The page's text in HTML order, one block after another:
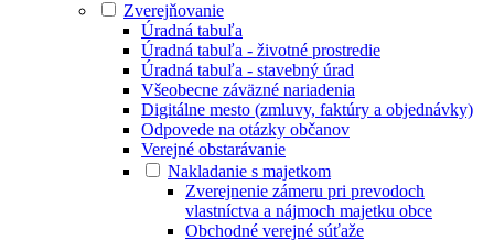
Zverejňovanie
Úradná tabuľa
Úradná tabuľa - životné prostredie
Úradná tabuľa - stavebný úrad
Všeobecne záväzné nariadenia
Digitálne mesto (zmluvy, faktúry a objednávky)
Odpovede na otázky občanov
Verejné obstarávanie
Nakladanie s majetkom
Zverejnenie zámeru pri prevodoch
vlastníctva a nájmoch majetku obce
Obchodné verejné súťaže